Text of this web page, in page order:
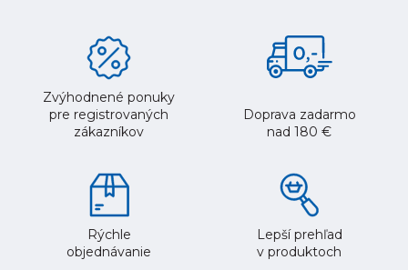
Zvýhodnené ponuky
pre registrovaných
zákazníkov
Doprava zadarmo
nad 180 €
Rýchle
objednávanie
Lepší prehľad
v produktoch